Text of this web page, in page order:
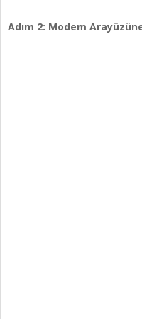
Adım 2: Modem